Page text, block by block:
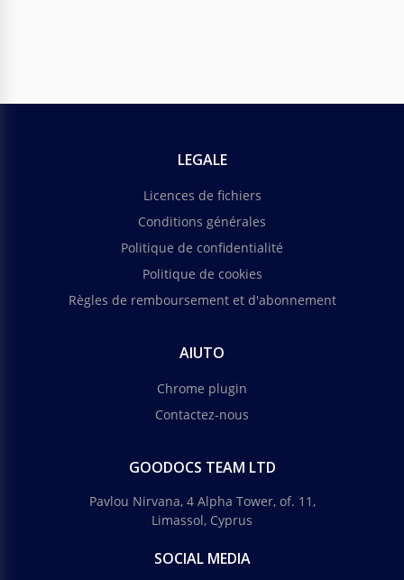
LEGALE
Licences de fichiers
Conditions générales
Politique de confidentialité
Politique de cookies
Règles de remboursement et d'abonnement
AIUTO
Chrome plugin
Contactez-nous
GOODOCS TEAM LTD
Pavlou Nirvana, 4 Alpha Tower, of. 11,
Limassol, Cyprus
SOCIAL MEDIA